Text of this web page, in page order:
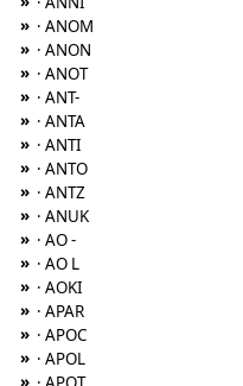
» · ANOM
» · ANON
» · ANOT
» · ANT-
» · ANTA
» · ANTI
» · ANTO
» · ANTZ
» · ANUK
» · AO -
» · AO L
» · AOKI
» · APAR
» · APOC
» · APOL
»